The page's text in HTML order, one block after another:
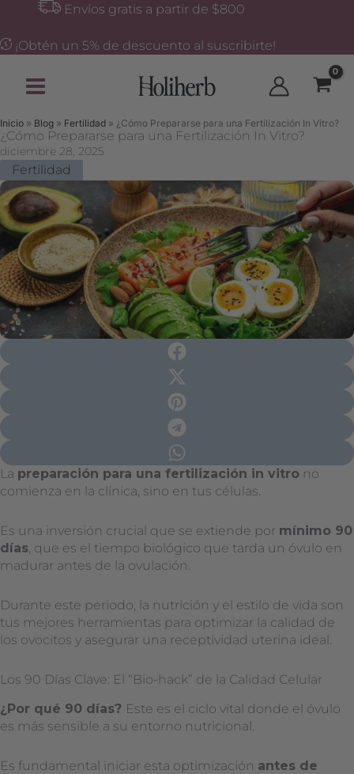
contenido
Envíos gratis a partir de $800
¡Obtén un 5% de descuento al suscribirte!
Inicio » Blog » Fertilidad » ¿Cómo Prepararse para una Fertilización In Vitro?
¿Cómo Prepararse para una Fertilización In Vitro?
diciembre 28, 2025
Fertilidad
La preparación para una fertilización in vitro no
comienza en la clínica, sino en tus células.
Es una inversión crucial que se extiende por mínimo 90
días, que es el tiempo biológico que tarda un óvulo en
madurar antes de la ovulación.
Durante este periodo, la nutrición y el estilo de vida son
tus mejores herramientas para optimizar la calidad de
los ovocitos y asegurar una receptividad uterina ideal.
Los 90 Días Clave: El “Bio-hack” de la Calidad Celular
¿Por qué 90 días? Este es el ciclo vital donde el óvulo
es más sensible a su entorno nutricional.
Es fundamental iniciar esta optimización antes de